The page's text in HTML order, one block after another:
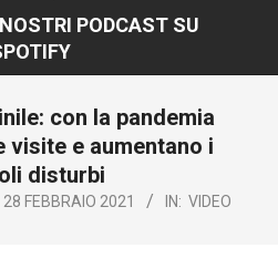
PODCAST SU
con la pandemia
visite e aumentano i
disturbi
28 FEBBRAIO 2021 IN: VIDEO